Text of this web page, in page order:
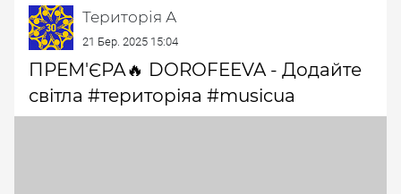
Територія А
21 Бер. 2025 15:04
ПРЕМ'ЄРА🔥 DOROFEEVA - Додайте
світла #територіяа #musicua
Переходьте за посиланнями в дописах для
отримання повної інформації про Автора, чи
предмет допису.